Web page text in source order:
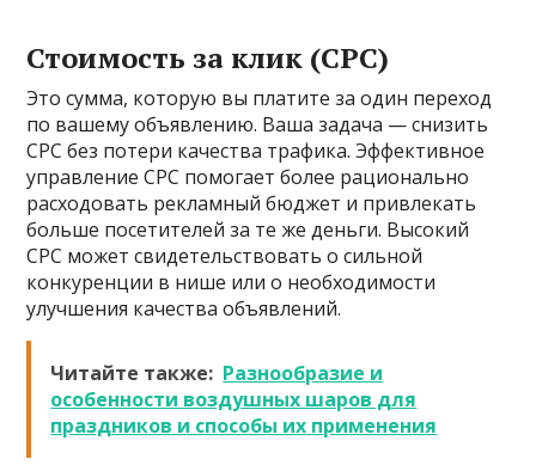
Стоимость за клик (CPC)
Это сумма, которую вы платите за один переход
по вашему объявлению. Ваша задача — снизить
CPC без потери качества трафика. Эффективное
управление CPC помогает более рационально
расходовать рекламный бюджет и привлекать
больше посетителей за те же деньги. Высокий
CPC может свидетельствовать о сильной
конкуренции в нише или о необходимости
улучшения качества объявлений.
Читайте также: Разнообразие и
особенности воздушных шаров для
праздников и способы их применения